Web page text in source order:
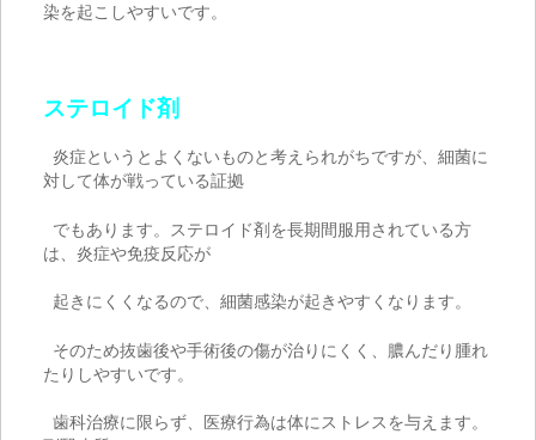
染を起こしやすいです。
ステロイド剤
炎症というとよくないものと考えられがちですが、細菌に
対して体が戦っている証拠
でもあります。ステロイド剤を長期間服用されている方
は、炎症や免疫反応が
起きにくくなるので、細菌感染が起きやすくなります。
そのため抜歯後や手術後の傷が治りにくく、膿んだり腫れ
たりしやすいです。
歯科治療に限らず、医療行為は体にストレスを与えます。